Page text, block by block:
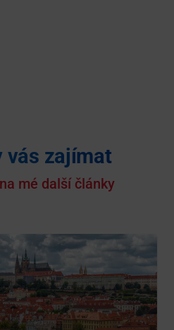
vás zajímat
mé další články